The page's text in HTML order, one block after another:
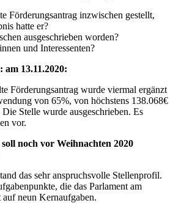
Förderungsantrag inzwischen gestellt,
hatte er?
ausgeschrieben worden?
und Interessenten?
13.11.2020:
Förderungsantrag wurde viermal ergänzt
von 65%, von höchstens 138.068€
Stelle wurde ausgeschrieben. Es
vor.
noch vor Weihnachten 2020
das sehr anspruchsvolle Stellenprofil.
die das Parlament am
auf neun Kernaufgaben.